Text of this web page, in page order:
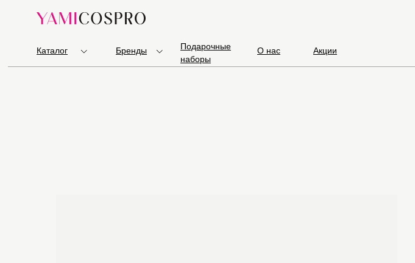
Подарочные
наборы
О нас Акции
Каталог Бренды